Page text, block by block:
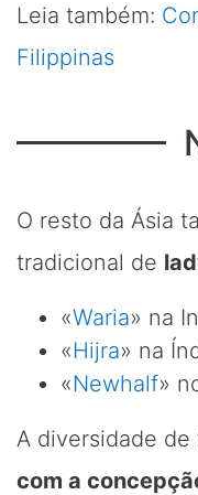
Leia também:
Filippinas
O resto da Ásia
tradicional de
«Waria» na
«Hijra» na
«Newhalf»
A diversidade
com a